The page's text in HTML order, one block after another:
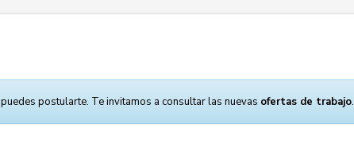
postularte. Te invitamos a consultar las nuevas ofertas de trabajo.